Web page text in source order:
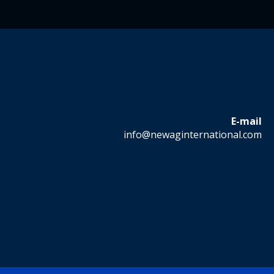
E-mail
info@newaginternational.com